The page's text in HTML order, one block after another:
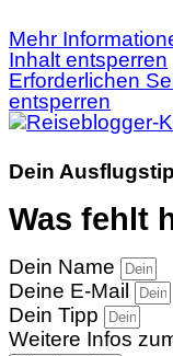
Mehr
Inhalt entsperren
Erforderlichen
entsperren
Dein
Was fehlt
Dein Name
Deine E-Mail
Dein Tipp
Weitere Infos